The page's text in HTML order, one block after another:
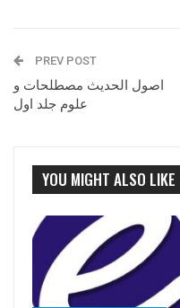
PREV POST
اصول الحدیث مصطلحات و
علوم جلد اول
YOU MIGHT ALSO LIKE